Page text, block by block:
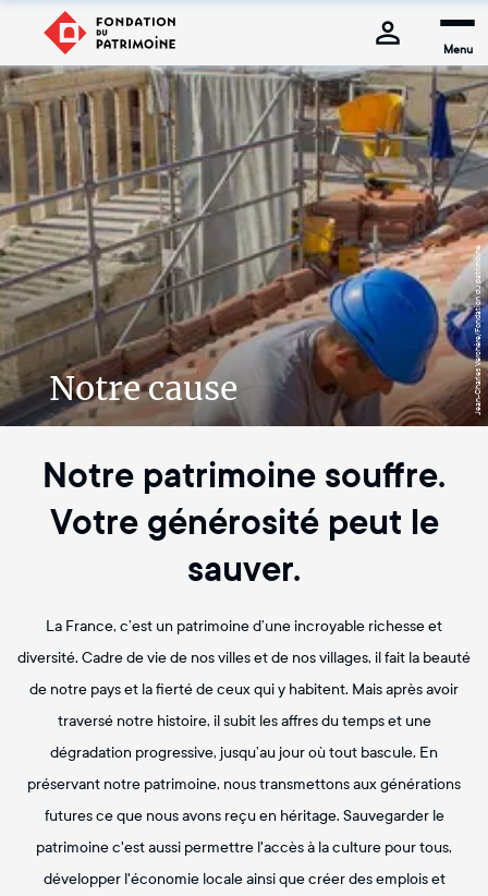
Menu
Jean-Charles Verchère/Fondation du patrimoine
Notre cause
Notre patrimoine souffre.
Votre générosité peut le
sauver.
La France, c’est un patrimoine d’une incroyable richesse et
diversité. Cadre de vie de nos villes et de nos villages, il fait la beauté
de notre pays et la fierté de ceux qui y habitent. Mais après avoir
traversé notre histoire, il subit les affres du temps et une
dégradation progressive, jusqu’au jour où tout bascule. En
préservant notre patrimoine, nous transmettons aux générations
futures ce que nous avons reçu en héritage. Sauvegarder le
patrimoine c'est aussi permettre l'accès à la culture pour tous,
développer l'économie locale ainsi que créer des emplois et